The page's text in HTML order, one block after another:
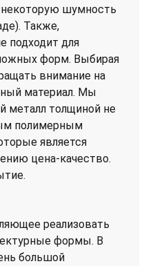
шумность
Также,
подходит для
форм. Выбирая
внимание на
материал. Мы
металл толщиной не
полимерным
является
цена-качество.
реализовать
формы. В
большой